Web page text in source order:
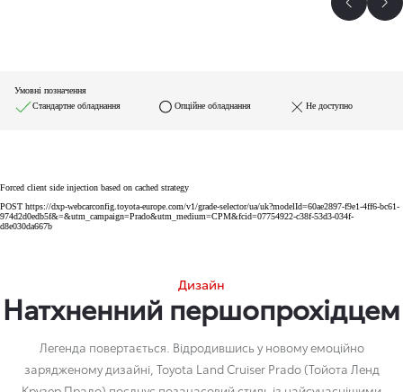
Назад
Умовні позначення
Стандартне обладнання
Опційне обладнання Не доступно
Forced client side injection based on cached strategy
POST https://dxp-webcarconfig.toyota-europe.com/v1/grade-selector/ua/uk?modelId=60ae2897-f9e1-4ff6-bc61-
974d2d0edb5f&=&utm_campaign=Prado&utm_medium=CPM&fcid=07754922-c38f-53d3-034f-
d8e030da667b
Дизайн
Натхненний першопрохідцем
Легенда повертається. Відродившись у новому емоційно
зарядженому дизайні, Toyota Land Cruiser Prado (Тойота Ленд